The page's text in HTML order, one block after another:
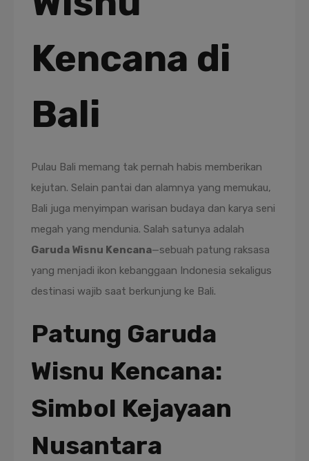
Kencana di
Bali
Pulau Bali memang tak pernah habis memberikan
kejutan. Selain pantai dan alamnya yang memukau,
Bali juga menyimpan warisan budaya dan karya seni
megah yang mendunia. Salah satunya adalah
Garuda Wisnu Kencana—sebuah patung raksasa
yang menjadi ikon kebanggaan Indonesia sekaligus
destinasi wajib saat berkunjung ke Bali.
Patung Garuda
Wisnu Kencana:
Simbol Kejayaan
Nusantara